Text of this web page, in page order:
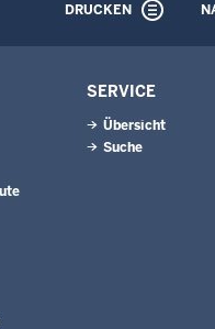
DRUCKEN
SERVICE
Übersicht
Suche